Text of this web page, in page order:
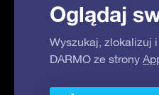
Oglądaj
Wyszukaj, zlokalizuj
DARMO ze strony